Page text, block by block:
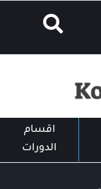
اقسام
الدورات